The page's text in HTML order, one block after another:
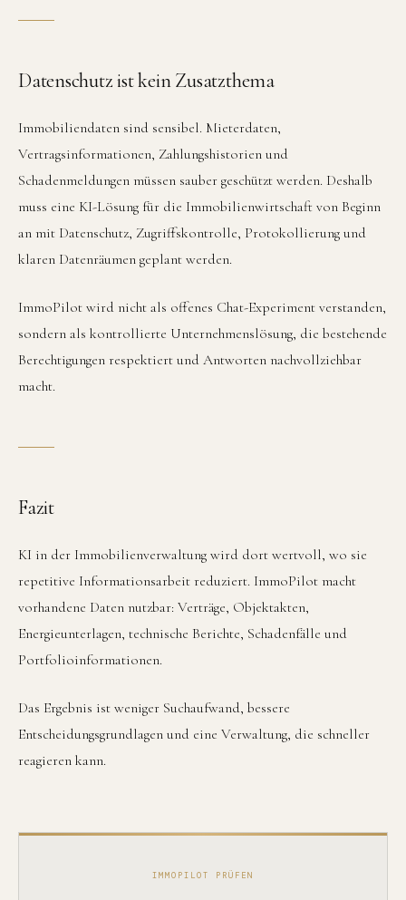
Datenschutz ist kein Zusatzthema
Immobiliendaten sind sensibel. Mieterdaten,
Vertragsinformationen, Zahlungshistorien und
Schadenmeldungen müssen sauber geschützt werden. Deshalb
muss eine KI-Lösung für die Immobilienwirtschaft von Beginn
an mit Datenschutz, Zugriffskontrolle, Protokollierung und
klaren Datenräumen geplant werden.
ImmoPilot wird nicht als offenes Chat-Experiment verstanden,
sondern als kontrollierte Unternehmenslösung, die bestehende
Berechtigungen respektiert und Antworten nachvollziehbar
macht.
Fazit
KI in der Immobilienverwaltung wird dort wertvoll, wo sie
repetitive Informationsarbeit reduziert. ImmoPilot macht
vorhandene Daten nutzbar: Verträge, Objektakten,
Energieunterlagen, technische Berichte, Schadenfälle und
Portfolioinformationen.
Das Ergebnis ist weniger Suchaufwand, bessere
Entscheidungsgrundlagen und eine Verwaltung, die schneller
reagieren kann.
IMMOPILOT PRÜFEN